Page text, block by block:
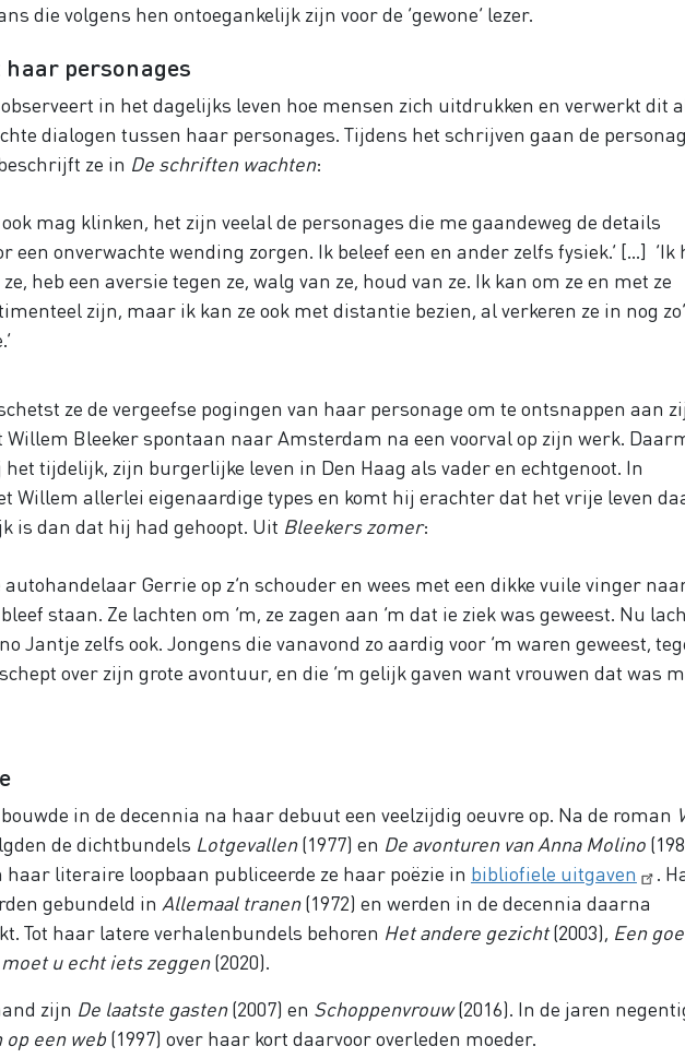
die volgens hen ontoegankelijk zijn voor de ‘gewone’ lezer.
haar personages
in het dagelijks leven hoe mensen zich uitdrukken en verwerkt dit
dialogen tussen haar personages. Tijdens het schrijven gaan de
ze in De schriften wachten:
ook mag klinken, het zijn veelal de personages die me gaandeweg de details
een onverwachte wending zorgen. Ik beleef een en ander zelfs fysiek.’ [...] ‘Ik
heb een aversie tegen ze, walg van ze, houd van ze. Ik kan om ze en met ze
zijn, maar ik kan ze ook met distantie bezien, al verkeren ze in nog
ze de vergeefse pogingen van haar personage om te ontsnappen aan
Willem Bleeker spontaan naar Amsterdam na een voorval op zijn werk.
tijdelijk, zijn burgerlijke leven in Den Haag als vader en echtgenoot. In
Willem allerlei eigenaardige types en komt hij erachter dat het vrije leven
is dan dat hij had gehoopt. Uit Bleekers zomer:
Gerrie op z’n schouder en wees met een dikke vuile vinger
staan. Ze lachten om ’m, ze zagen aan ’m dat ie ziek was geweest. Nu
Jantje zelfs ook. Jongens die vanavond zo aardig voor ’m waren geweest,
over zijn grote avontuur, en die ‘m gelijk gaven want vrouwen dat was
in de decennia na haar debuut een veelzijdig oeuvre op. Na de roman
de dichtbundels Lotgevallen(1977) en De avonturen van Anna Molino
haar literaire loopbaan publiceerde ze haar poëzie in bibliofiele uitgaven
.
gebundeld in Allemaal tranen(1972) en werden in de decennia daarna
Tot haar latere verhalenbundels behoren Het andere gezicht(2003), Een
u echt iets zeggen(2020).
zijn De laatste gasten(2007) en Schoppenvrouw(2016). In de jaren
op een web (1997) over haar kort daarvoor overleden moeder.